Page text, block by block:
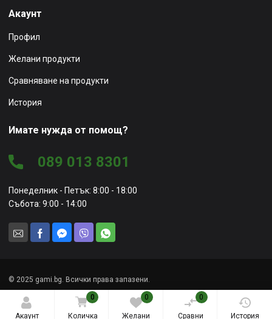
Акаунт
0
Количка
0
Желани
0
Сравни История
Акаунт
Профил
Желани продукти
Сравняване на продукти
История
Имате нужда от помощ?
089 013 8301
Понеделник - Петък: 8:00 - 18:00
Събота: 9:00 - 14:00
© 2025 gami.bg. Всички права запазени.
Уеб сайт от Marketing Vision